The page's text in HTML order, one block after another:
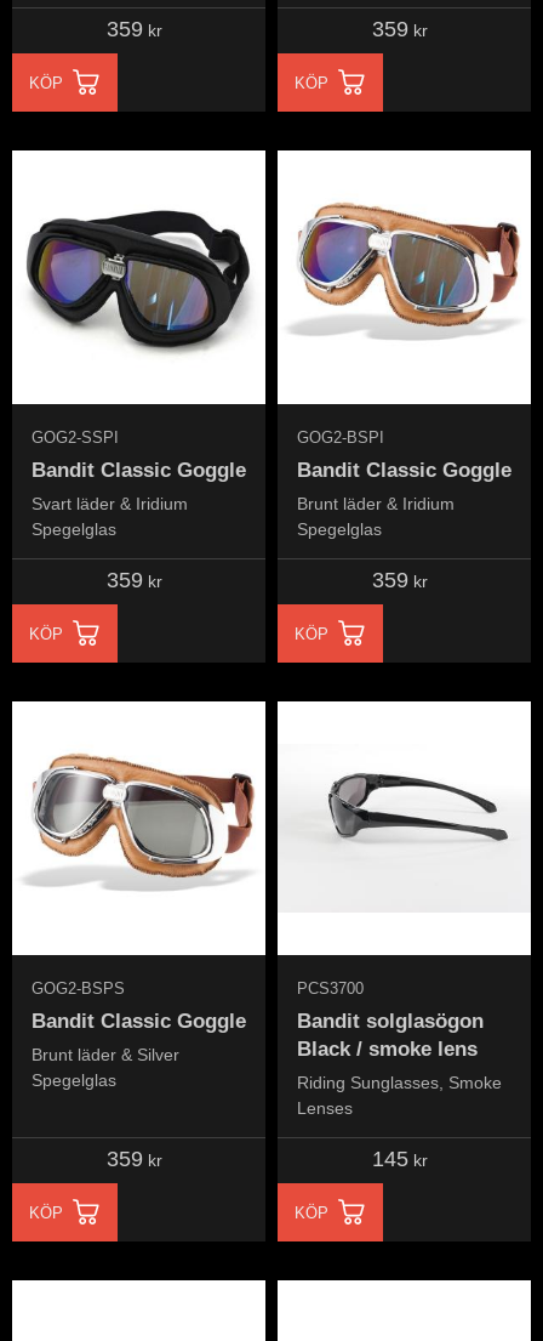
359 kr
KÖP
359 kr
KÖP
Bandit Classic Goggle
Svart läder & Iridium
Spegelglas
GOG2-SSPI
359 kr
KÖP
Bandit Classic Goggle
Brunt läder & Iridium
Spegelglas
GOG2-BSPI
359 kr
KÖP
Bandit Classic Goggle
Brunt läder & Silver
Spegelglas
GOG2-BSPS
359 kr
KÖP
Bandit solglasögon
Black / smoke lens
Riding Sunglasses, Smoke
Lenses
PCS3700
145 kr
KÖP